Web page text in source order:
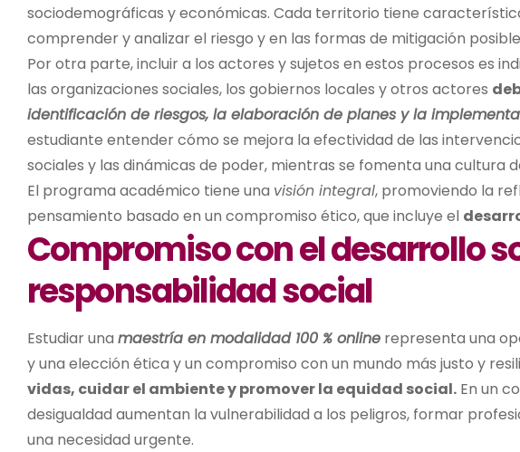
sociodemográficas y económicas. Cada territorio tiene
comprender y analizar el riesgo y en las formas de mitigación
Por otra parte, incluir a los actores y sujetos en estos procesos es
las organizaciones sociales, los gobiernos locales y otros actores
identificación de riesgos, la elaboración de planes y la
estudiante entender cómo se mejora la efectividad de las
sociales y las dinámicas de poder, mientras se fomenta una cultura
El programa académico tiene una visión integral, promoviendo la
pensamiento basado en un compromiso ético, que incluye el
Compromiso con el desarrollo
responsabilidad social
Estudiar una maestría en modalidad 100 % online representa una
y una elección ética y un compromiso con un mundo más justo y
vidas, cuidar el ambiente y promover la equidad social. En un
desigualdad aumentan la vulnerabilidad a los peligros, formar
una necesidad urgente.